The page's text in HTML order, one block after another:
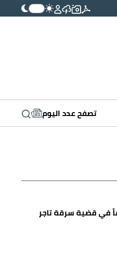
تصفح عدد اليوم
بـ12 متهماً في قضية سرقة تاجر